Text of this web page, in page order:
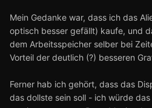
Mein Gedanke war, dass ich das
optisch besser gefällt) kaufe, und
dem Arbeitsspeicher selber bei
Vorteil der deutlich (?) besseren
Ferner hab ich gehört, dass das
das dollste sein soll - ich würde